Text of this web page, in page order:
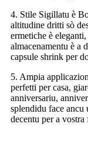
4. Stile Sigillatu è
altitudine dritti sò
ermetiche è
almacenamentu è a
capsule shrink per
5. Ampia
perfetti per casa,
anniversariu,
splendidu face ancu
decentu per a